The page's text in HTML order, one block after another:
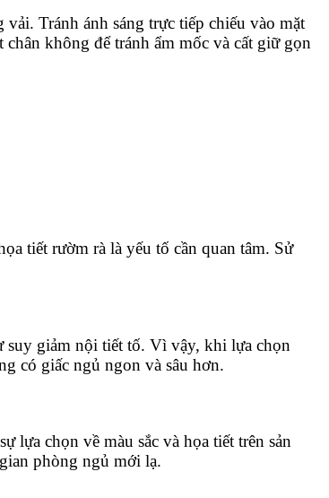
Tránh ánh sáng trực tiếp chiếu vào mặt
không để tránh ẩm mốc và cất giữ gọn
tiết rườm rà là yếu tố cần quan tâm. Sử
suy giảm nội tiết tố. Vì vậy, khi lựa chọn
có giấc ngủ ngon và sâu hơn.
lựa chọn về màu sắc và họa tiết trên sản
phòng ngủ mới lạ.